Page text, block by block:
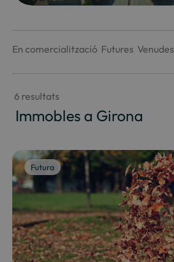
En comercialització Futures Venudes
6 resultats
Immobles a Girona
Futura